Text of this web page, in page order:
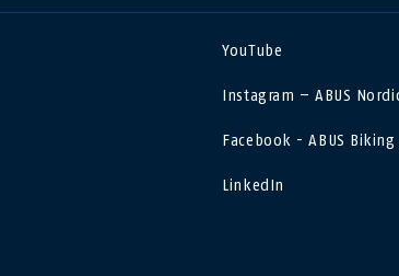
YouTube
Instagram – ABUS
Facebook - ABUS
LinkedIn
Nederland
Schweiz